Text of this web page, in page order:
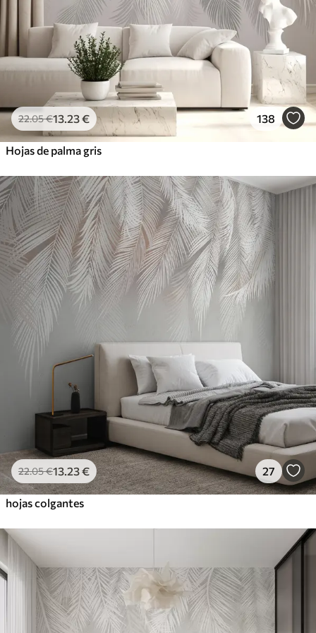
22.05€13 .23€ 138
Hojas de palma gris
22.05€13 .23€ 27
hojas colgantes